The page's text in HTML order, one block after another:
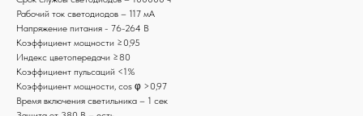
Рабочий ток светодиодов – 117 мА
Напряжение питания - 76-264 В
Коэффициент мощности ≥0,95
Индекс цветопередачи ≥80
Коэффициент пульсаций <1%
Коэффициент мощности, cos φ >0,97
Время включения светильника – 1 сек